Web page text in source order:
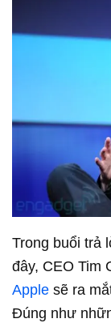
Trong buổi trả
đây, CEO Tim
Apple sẽ ra
Đúng như